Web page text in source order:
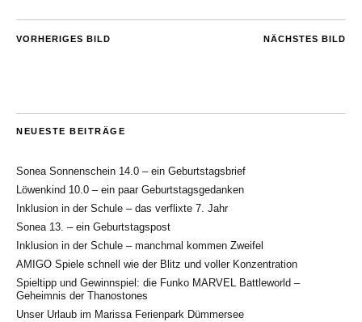
NÄCHSTES BILD
VORHERIGES BILD
NEUESTE BEITRÄGE
Sonea Sonnenschein 14.0 – ein Geburtstagsbrief
Löwenkind 10.0 – ein paar Geburtstagsgedanken
Inklusion in der Schule – das verflixte 7. Jahr
Sonea 13. – ein Geburtstagspost
Inklusion in der Schule – manchmal kommen Zweifel
AMIGO Spiele schnell wie der Blitz und voller Konzentration
Spieltipp und Gewinnspiel: die Funko MARVEL Battleworld –
Geheimnis der Thanostones
Unser Urlaub im Marissa Ferienpark Dümmersee